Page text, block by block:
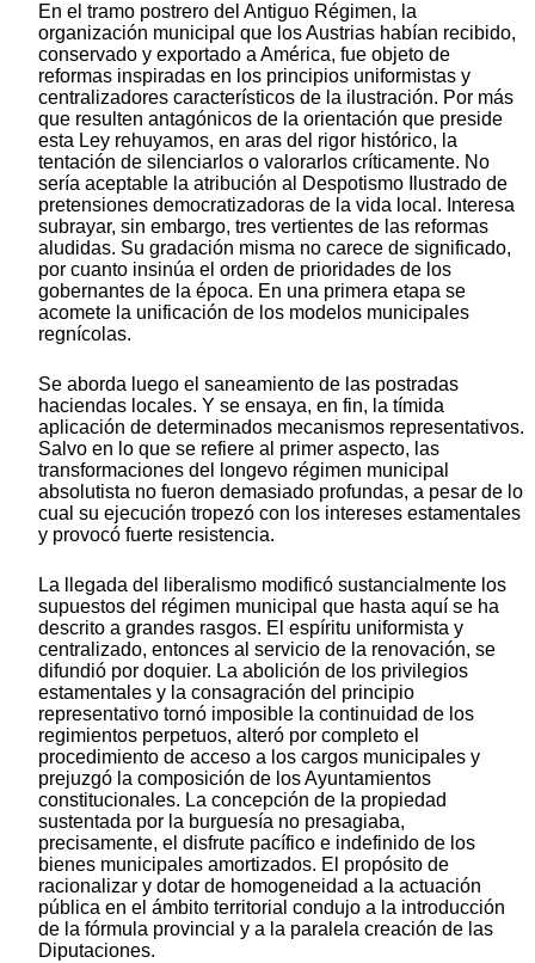
En el tramo postrero del Antiguo Régimen, la
organización municipal que los Austrias habían recibido,
conservado y exportado a América, fue objeto de
reformas inspiradas en los principios uniformistas y
centralizadores característicos de la ilustración. Por más
que resulten antagónicos de la orientación que preside
esta Ley rehuyamos, en aras del rigor histórico, la
tentación de silenciarlos o valorarlos críticamente. No
sería aceptable la atribución al Despotismo Ilustrado de
pretensiones democratizadoras de la vida local. Interesa
subrayar, sin embargo, tres vertientes de las reformas
aludidas. Su gradación misma no carece de significado,
por cuanto insinúa el orden de prioridades de los
gobernantes de la época. En una primera etapa se
acomete la unificación de los modelos municipales
regnícolas.
Se aborda luego el saneamiento de las postradas
haciendas locales. Y se ensaya, en fin, la tímida
aplicación de determinados mecanismos representativos.
Salvo en lo que se refiere al primer aspecto, las
transformaciones del longevo régimen municipal
absolutista no fueron demasiado profundas, a pesar de lo
cual su ejecución tropezó con los intereses estamentales
y provocó fuerte resistencia.
La llegada del liberalismo modificó sustancialmente los
supuestos del régimen municipal que hasta aquí se ha
descrito a grandes rasgos. El espíritu uniformista y
centralizado, entonces al servicio de la renovación, se
difundió por doquier. La abolición de los privilegios
estamentales y la consagración del principio
representativo tornó imposible la continuidad de los
regimientos perpetuos, alteró por completo el
procedimiento de acceso a los cargos municipales y
prejuzgó la composición de los Ayuntamientos
constitucionales. La concepción de la propiedad
sustentada por la burguesía no presagiaba,
precisamente, el disfrute pacífico e indefinido de los
bienes municipales amortizados. El propósito de
racionalizar y dotar de homogeneidad a la actuación
pública en el ámbito territorial condujo a la introducción
de la fórmula provincial y a la paralela creación de las
Diputaciones.